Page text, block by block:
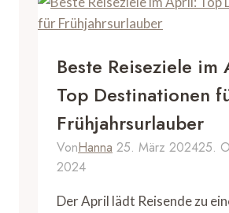
Sie
die
Beste Reiseziele im
Top Destinationen
Frühjahrsurlauber
VonHanna 25. März 202425.
2024
Der April lädt Reisende zu